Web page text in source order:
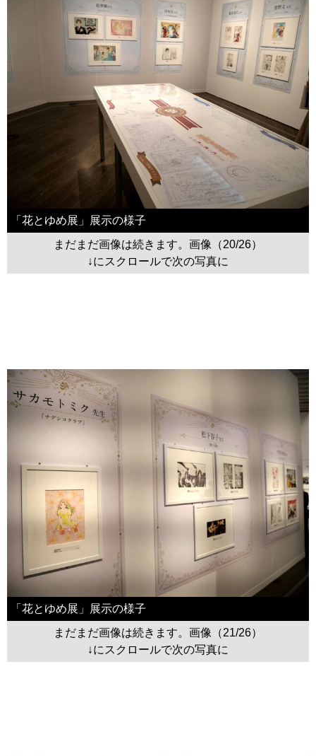
「花とゆめ展」展示の様子
まだまだ画像は続きます。画像（20/26）
↓にスクロールで次の写真に
「花とゆめ展」展示の様子
まだまだ画像は続きます。画像（21/26）
↓にスクロールで次の写真に